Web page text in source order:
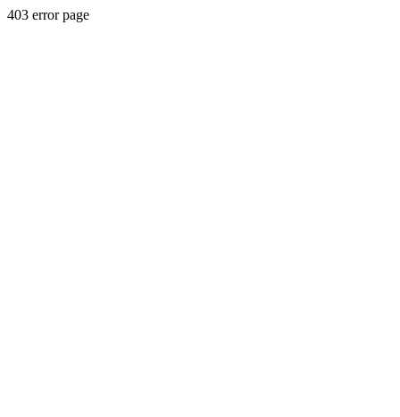
403 error page